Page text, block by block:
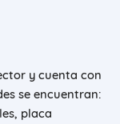
y cuenta con
se encuentran:
placa